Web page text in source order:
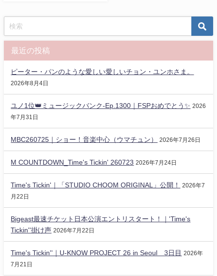
最近の投稿
ピーター・パンのような愛しい愛しいチョン・ユンホさま。
2026年8月4日
ユノ1位👑ミュージックバンク-Ep.1300｜FSPおめでとう✨️ 2026
年7月31日
MBC260725｜ショー！音楽中心（ウマチュン） 2026年7月26日
M COUNTDOWN_Time's Tickin' 260723 2026年7月24日
Time's Tickin'｜「STUDIO CHOOM ORIGINAL」公開！
2026年7
月22日
Bigeast最速チケット日本公演エントリスタート！｜'Time's
Tickin''掛け声 2026年7月22日
Time's Tickin''｜U-KNOW PROJECT 26 in Seoul 3日目
2026年
7月21日